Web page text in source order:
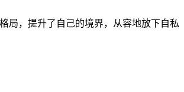
局，提升了自己的境界，从容地放下自私